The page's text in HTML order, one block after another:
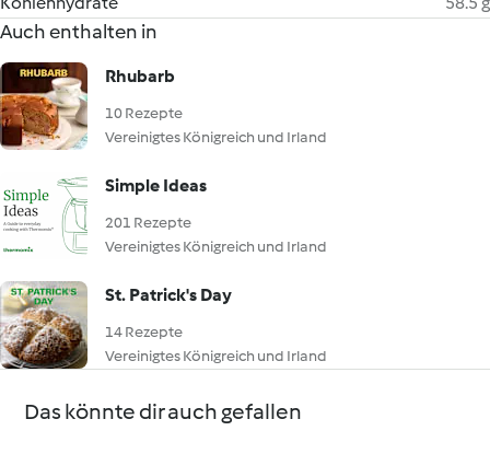
Auch enthalten in
Rhubarb
10 Rezepte
Vereinigtes Königreich und Irland
Simple Ideas
201 Rezepte
Vereinigtes Königreich und Irland
St. Patrick's Day
14 Rezepte
Vereinigtes Königreich und Irland
Das könnte dir auch gefallen